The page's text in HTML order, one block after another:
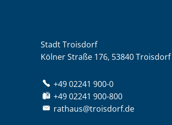
Stadt Troisdorf
Kölner Straße 176, 53840 Troisdorf
+49 02241 900-0
+49 02241 900-800
rathaus@troisdorf.de